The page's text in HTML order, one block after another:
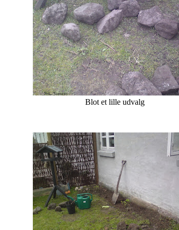
Blot et lille udvalg